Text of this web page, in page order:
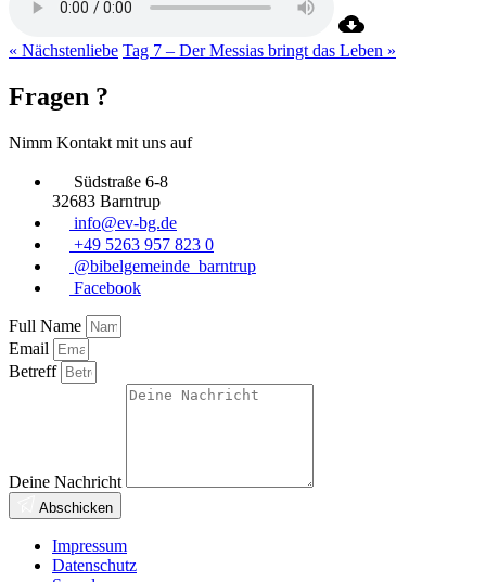
« Nächstenliebe Tag 7 – Der Messias bringt das Leben »
Fragen ?
Nimm Kontakt mit uns auf
Südstraße 6-8
32683 Barntrup
info@ev-bg.de
+49 5263 957 823 0
@bibelgemeinde_barntrup
Facebook
Full Name
Email
Betreff
Deine Nachricht
Abschicken
Impressum
Datenschutz